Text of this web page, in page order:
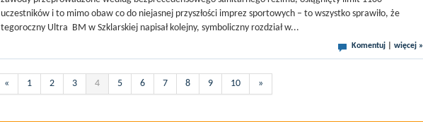
uczestników i to mimo obaw co do niejasnej przyszłości imprez sportowych – to wszystko sprawiło, że
tegoroczny Ultra BM w Szklarskiej napisał kolejny, symboliczny rozdział w...
Komentuj więcej »
« 1 2 3 4 5 6 7 8 9 10 »